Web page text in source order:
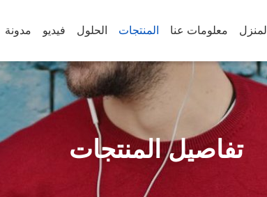
المنزل معلومات عنا المنتجات الحلول فيديو مدونة
تفاصيل المنتجات